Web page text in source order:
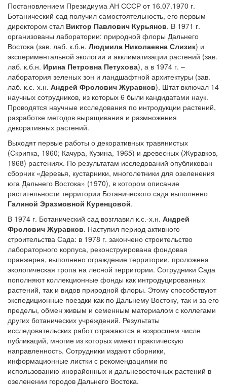
Постановлением Президиума АН СССР от 16.07.1970 г.
Ботанический сад получил самостоятельность, его первым
директором стал Виктор Павлович Курьянов. В 1971 г.
организованы лаборатории: природной флоры Дальнего
Востока (зав. лаб. к.б.н. Людмила Николаевна Слизик) и
экспериментальной экологии и акклиматизации растений (зав.
лаб. к.б.н. Ирина Петровна Петухова), а в 1974 г. –
лаборатория зеленых зон и ландшафтной архитектуры (зав.
лаб. к.с.-х.н. Андрей Фролович Журавков). Штат включал 14
научных сотрудников, из которых 6 были кандидатами наук.
Проводятся научные исследования по интродукции растений,
разработке методов выращивания и размножения
декоративных растений.
Выходят первые работы о декоративных травянистых
(Скрипка, 1960; Качура, Кузина, 1965) и древесных (Журавков,
1968) растениях. По результатам исследований опубликован
сборник «Деревья, кустарники, многолетники для озеленения
юга Дальнего Востока» (1970), в котором описание
растительности территории Ботанического сада выполнено
Галиной Эразмовной Куренцовой.
В 1974 г. Ботанический сад возглавил к.с.-х.н. Андрей
Фролович Журавков. Наступил период активного
строительства Сада: в 1978 г. закончено строительство
лабораторного корпуса, реконструирована фондовая
оранжерея, выполнено ограждение территории, проложена
экологическая тропа на лесной территории. Сотрудники Сада
пополняют коллекционные фонды как интродуцированных
растений, так и видов природной флоры. Этому способствуют
экспедиционные поездки как по Дальнему Востоку, так и за его
пределы, обмен живым и семенным материалом с коллегами
других ботанических учреждений. Результаты
исследовательских работ отражаются в возросшем числе
публикаций, многие из которых имеют практическую
направленность. Сотрудники издают сборники,
информационные листки с рекомендациями по
использованию инорайонных и дальневосточных растений в
озеленении городов Дальнего Востока.